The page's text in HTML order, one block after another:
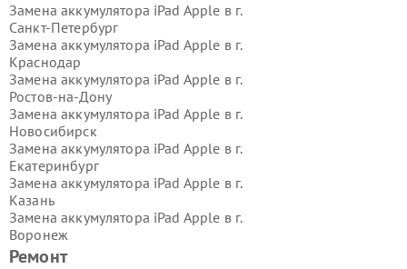
Ремонт
Замена аккумулятора iPad Apple в г.
Санкт-Петербург
Замена аккумулятора iPad Apple в г.
Краснодар
Замена аккумулятора iPad Apple в г.
Ростов-на-Дону
Замена аккумулятора iPad Apple в г.
Новосибирск
Замена аккумулятора iPad Apple в г.
Екатеринбург
Замена аккумулятора iPad Apple в г.
Казань
Замена аккумулятора iPad Apple в г.
Воронеж
Замена аккумулятора iPad Apple в г.